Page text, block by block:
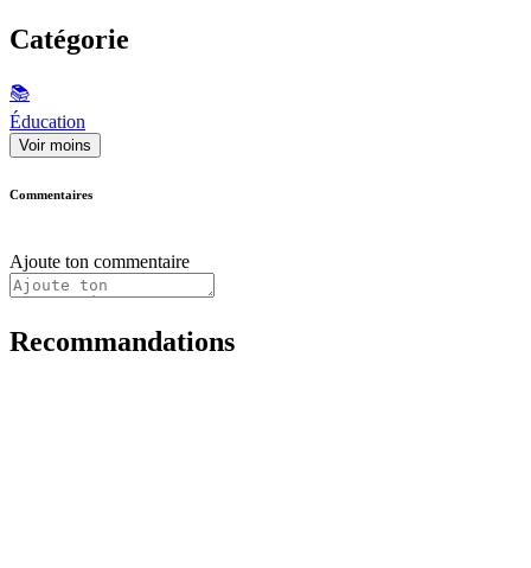
Catégorie
📚
Éducation
Voir moins
Commentaires
Ajoute ton commentaire
Recommandations